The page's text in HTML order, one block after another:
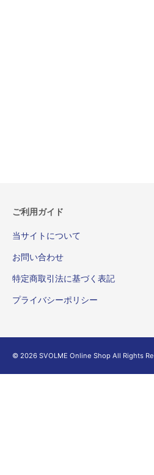
ご利用ガイド
当サイトについて
お問い合わせ
特定商取引法に基づく表記
プライバシーポリシー
© 2026 SVOLME Online Shop All Rights